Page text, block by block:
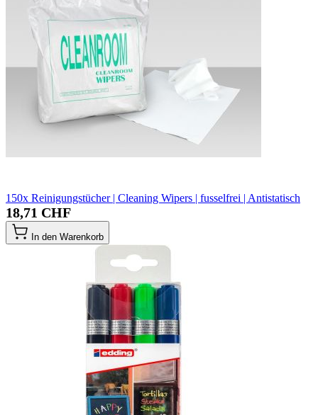
150x Reinigungstücher | Cleaning Wipers | fusselfrei | Antistatisch
18,71 CHF
In den Warenkorb